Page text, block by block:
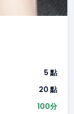
5 點
20 點
100分